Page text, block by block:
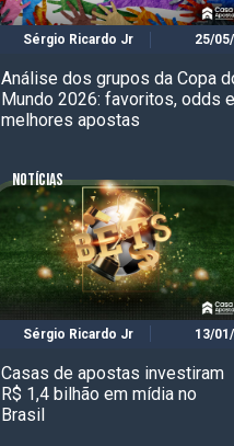
Sérgio Ricardo Jr 25/
Análise dos grupos da Copa
Mundo 2026: favoritos, odds e
melhores apostas
NOTÍCIAS
Sérgio Ricardo Jr 13/
Casas de apostas investiram
R$ 1,4 bilhão em mídia no
Brasil